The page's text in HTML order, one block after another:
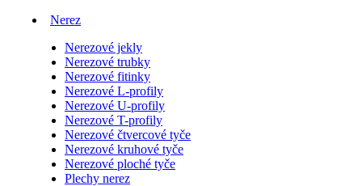
Nerez
Nerezové jekly
Nerezové trubky
Nerezové fitinky
Nerezové L-profily
Nerezové U-profily
Nerezové T-profily
Nerezové čtvercové tyče
Nerezové kruhové tyče
Nerezové ploché tyče
Plechy nerez